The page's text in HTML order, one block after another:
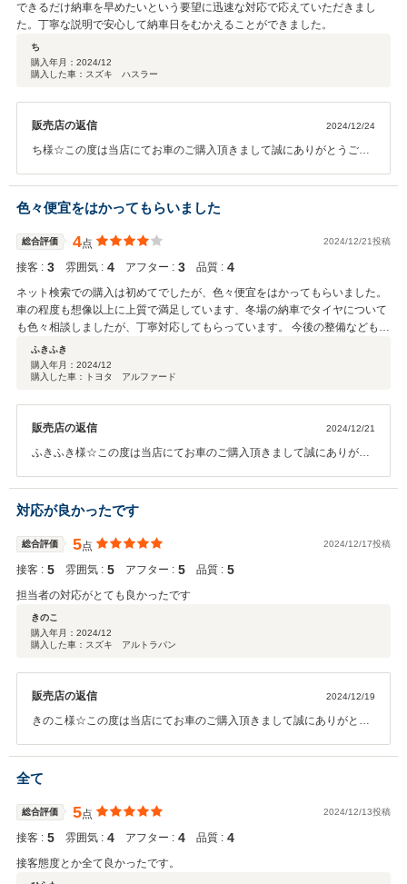
できるだけ納車を早めたいという要望に迅速な対応で応えていただきまし
た。丁寧な説明で安心して納車日をむかえることができました。
ち
購入年月： 2024/12
購入した車：スズキ ハスラー
販売店の返信 2024/12/24
ち様☆この度は当店にてお車のご購入頂きまして誠にありがとうござ
お客様ファーストに努めて参ります。お気軽に当店に遊びに来て下さ
いませ☆本当にありがとうございました☆
色々便宜をはかってもらいました
総合評価 4点 2024/12/21投稿
接客 : 3 雰囲気 : 4 アフター : 3 品質 : 4
ネット検索での購入は初めてでしたが、色々便宜をはかってもらいました。
車の程度も想像以上に上質で満足しています、冬場の納車でタイヤについて
も色々相談しましたが、丁寧対応してもらっています。 今後の整備なども相
談したい店舗です。
ふきふき
購入年月： 2024/12
購入した車：トヨタ アルファード
販売店の返信 2024/12/21
ふきふき様☆この度は当店にてお車のご購入頂きまして誠にありがと
一同、お客様ファーストに努めて参ります。お気軽に当店に遊びに来
て下さいませ☆本当にありがとうございました☆
対応が良かったです
総合評価 5点 2024/12/17投稿
接客 : 5 雰囲気 : 5 アフター : 5 品質 : 5
担当者の対応がとても良かったです
きのこ
購入年月： 2024/12
購入した車：スズキ アルトラパン
販売店の返信 2024/12/19
きのこ様☆この度は当店にてお車のご購入頂きまして誠にありがとう
同、お客様ファーストに努めて参ります。お気軽に当店に遊びに来て
下さいませ☆本当にありがとうございました☆
全て
総合評価 5点 2024/12/13投稿
接客 : 5 雰囲気 : 4 アフター : 4 品質 : 4
接客態度とか全て良かったです。